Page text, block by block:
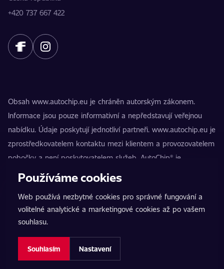
+420 737 667 422
Obsah www.autochip.eu je chráněn autorským zákonem.
Informace jsou pouze informativní a nepředstavují veřejnou
nabídku. Údaje poskytují jednotliví partneři. www.autochip.eu je
zprostředkovatelem kontaktu mezi klientem a provozovatelem
pobočky a není poskytovatelem služeb. AutoChip® je
registrovaná ochranná známka Petra Kučery. Úpravy, které
nezpůsobilosti vozidla k provozu na pozemních komunikacích.
Přesné informace poskytuje vždy konkrétní provozovatel
pobočky.
Nastavení cookies
Používáme cookies
Web používá nezbytné cookies pro správné fungování a
volitelné analytické a marketingové cookies až po vašem
souhlasu.
Souhlasím Nastavení